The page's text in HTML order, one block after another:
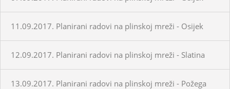
11.09.2017. Planirani radovi na plinskoj mreži - Osijek
12.09.2017. Planirani radovi na plinskoj mreži - Slatina
13.09.2017. Planirani radovi na plinskoj mreži - Požega